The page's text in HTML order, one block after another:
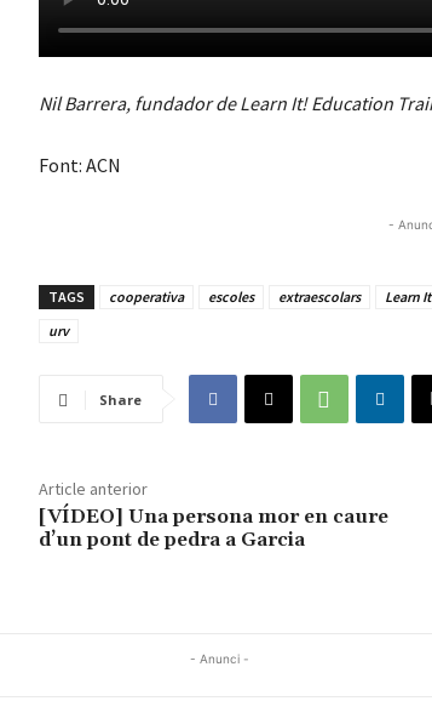
Nil Barrera, fundador de Learn It! Education
Font: ACN
-
TAGS cooperativa escoles extraescolars Learn
urv
Share
Article anterior
[VÍDEO] Una persona mor en caure
d’un pont de pedra a Garcia
- Anunci -